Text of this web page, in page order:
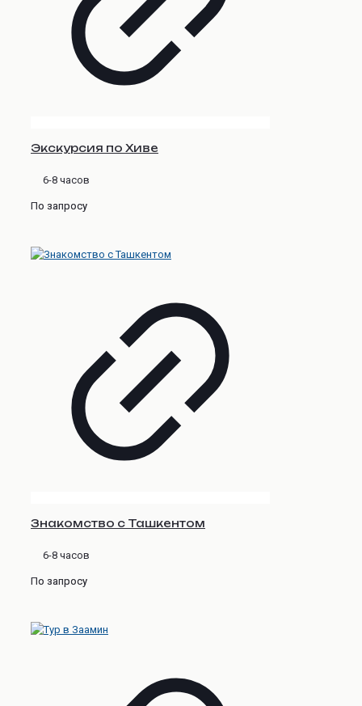
Экскурсия по Хиве
6-8 часов
По запросу
Знакомство с Ташкентом
6-8 часов
По запросу